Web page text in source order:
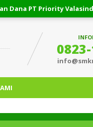
Priority Valasindo